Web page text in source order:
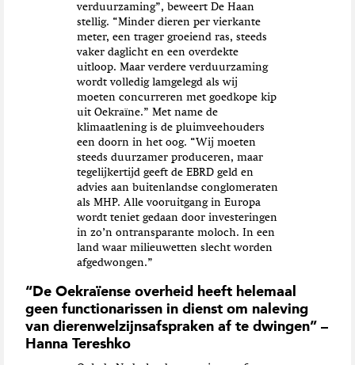
verduurzaming”, beweert De Haan
stellig. “Minder dieren per vierkante
meter, een trager groeiend ras, steeds
vaker daglicht en een overdekte
uitloop. Maar verdere verduurzaming
wordt volledig lamgelegd als wij
moeten concurreren met goedkope kip
uit Oekraïne.” Met name de
klimaatlening is de pluimveehouders
een doorn in het oog. “Wij moeten
steeds duurzamer produceren, maar
tegelijkertijd geeft de EBRD geld en
advies aan buitenlandse conglomeraten
als MHP. Alle vooruitgang in Europa
wordt teniet gedaan door investeringen
in zo’n ontransparante moloch. In een
land waar milieuwetten slecht worden
afgedwongen.”
“De Oekraïense overheid heeft helemaal
geen functionarissen in dienst om naleving
van dierenwelzijnsafspraken af te dwingen” –
Hanna Tereshko